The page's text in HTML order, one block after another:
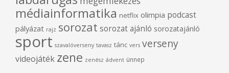
médiainformatika netflix olimpia podcast
pályázat rajz sorozat sorozat ajánló sorozatajánló
sport szavalóverseny tavasz tánc vers verseny
videojáték zene zenész ádvent ünnep